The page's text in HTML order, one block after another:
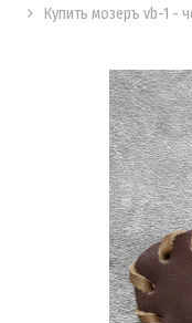
Купить мозеръ vb-1 -